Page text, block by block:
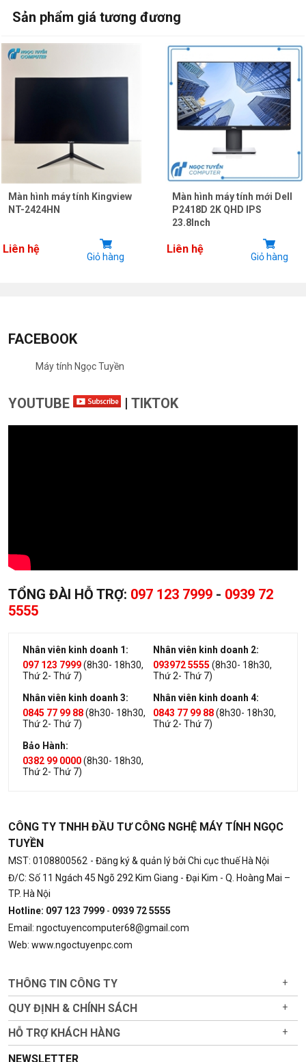
Sản phẩm giá tương đương
Màn hình máy tính Kingview
NT-2424HN
Liên hệ
Giỏ hàng
Màn hình máy tính mới Dell
P2418D 2K QHD IPS
23.8Inch
Liên hệ
Giỏ hàng
FACEBOOK
Máy tính Ngọc Tuyền
YOUTUBE | TIKTOK
TỔNG ĐÀI HỖ TRỢ: 097 123 7999 - 0939 72
5555
Nhân viên kinh doanh 1:
097 123 7999(8h30- 18h30,
Thứ 2- Thứ 7)
Nhân viên kinh doanh 2:
093972 5555 (8h30- 18h30,
Thứ 2- Thứ 7)
Nhân viên kinh doanh 3:
0845 77 99 88(8h30- 18h30,
Thứ 2- Thứ 7)
Nhân viên kinh doanh 4:
0843 77 99 88(8h30- 18h30,
Thứ 2- Thứ 7)
Bảo Hành:
0382 99 0000(8h30- 18h30,
Thứ 2- Thứ 7)
CÔNG TY TNHH ĐẦU TƯ CÔNG NGHỆ MÁY TÍNH NGỌC
TUYỀN
MST: 0108800562 - Đăng ký & quản lý bởi Chi cục thuế Hà Nội
Đ/C: Số 11 Ngách 45 Ngõ 292 Kim Giang - Đại Kim - Q. Hoàng Mai –
TP. Hà Nội
Hotline: 097 123 7999 - 0939 72 5555
Email: ngoctuyencomputer68@gmail.com
Web: www.ngoctuyenpc.com
THÔNG TIN CÔNG TY +
QUY ĐỊNH & CHÍNH SÁCH +
HỖ TRỢ KHÁCH HÀNG +
NEWSLETTER